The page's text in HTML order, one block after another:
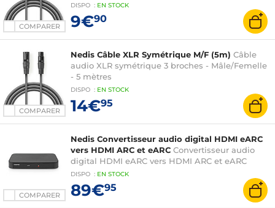
COMPARER
DISPO : EN STOCK
9€90
COMPARER
Nedis Câble XLR Symétrique M/F (5m) Câble
audio XLR symétrique 3 broches - Mâle/Femelle
- 5 mètres
DISPO : EN STOCK
14€95
COMPARER
Nedis Convertisseur audio digital HDMI eARC
vers HDMI ARC et eARC Convertisseur audio
digital HDMI eARC vers HDMI ARC et eARC
DISPO : EN STOCK
89€95